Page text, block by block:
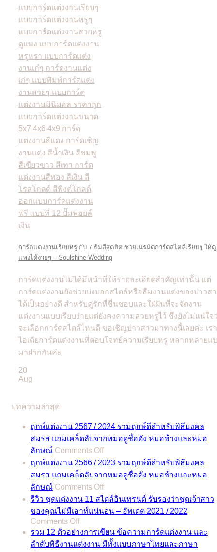
การ์ดแต่งงานเรียบหรู กับ 7 ธีมสีสุดฮิต ช่วยเนรมิตการ์ดสไตล์เรียบๆ ให้
แพงได้ง่ายๆ – Soulshine Wedding
การ์ดแต่งงานไม่ได้มีหน้าที่ให้รายละเอียดสำคัญเท่านั้น แต่
การ์ดแต่งงานยังช่วยบ่งบอกสไตล์หรือธีมงานแต่งของบ่าวส
ได้เป็นอย่างดี สำหรับคู่รักที่ชื่นชอบและใฝ่ฝันที่จะจัดงาน
แต่งงานแบบเรียบง่ายแต่ยังคงความสวยหรูไว้ ซึงยังไม่แน่ใจ
จะเลือกการ์ดสไตล์ไหนดี ขอเชิญบ่าวสาวมาทางนี้เลยค่ะ เร
ไอเดียการ์ดแต่งงานที่ตอบโจทย์ความเรียบหรู หลากหลายแ
มาฝากกันค่ะ
20
Aug
บทความล่าสุด
ฤกษ์แต่งงาน 2567 / 2024 รวมฤกษ์ดีสำหรับพิธีมงคล
สมรส แถมเคล็ดลับจากหมอดูชื่อดัง หมอช้างและหมอ
ลักษณ์ Comments Offon
ฤกษ์
แต่งงาน
2567
2024
รวม
ดี
สำหรับ
ฤกษ์แต่งงาน 2566 / 2023 รวมฤกษ์ดีสำหรับพิธีมงคล
สมรส แถมเคล็ดลับจากหมอดูชื่อดัง หมอช้างและหมอ
ลักษณ์ Comments Offon
ฤกษ์
แต่งงาน
2566
/
2023
รวม
รีวิว ชุดแต่งงาน 11 สไตล์อินเทรนด์ รับรองว่าชุดเจ้าสาว
ของคุณไม่มีเอาท์แน่นอน – อัพเดต 2021 / 2022
Comments Offon
รีวิว
ชุด
รวม 12 ตัวอย่างการเขียน ข้อความการ์ดแต่งงาน และ
ลำดับพิธีงานแต่งงาน มีทั้งแบบภาษาไทยและภาษา